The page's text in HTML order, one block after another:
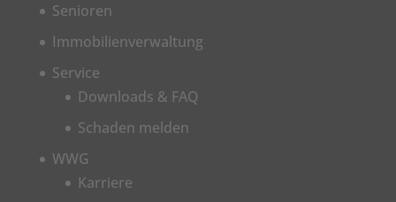
Senioren
Immobilienverwaltung
Service
Downloads & FAQ
Schaden melden
WWG
Karriere